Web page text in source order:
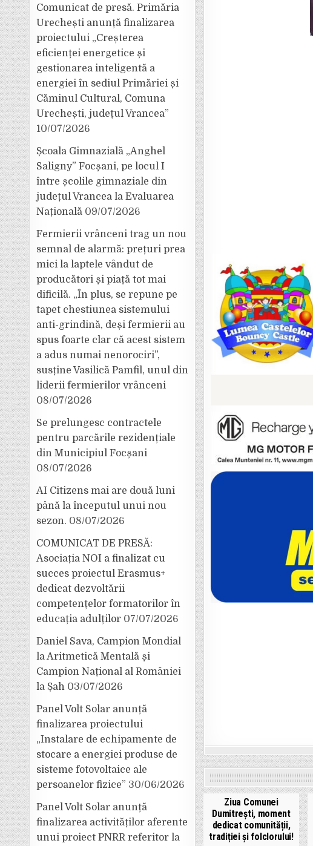
Ziua Comunei
Dumitrești, moment
dedicat comunității,
tradiției și folclorului!
Comunicat de presă. Primăria
Urechești anunță finalizarea
proiectului „Creșterea
eficienței energetice și
gestionarea inteligentă a
energiei în sediul Primăriei și
Căminul Cultural, Comuna
Urechești, județul Vrancea”
10/07/2026
Școala Gimnazială „Anghel
Saligny” Focșani, pe locul I
între școlile gimnaziale din
județul Vrancea la Evaluarea
Națională 09/07/2026
Fermierii vrânceni trag un nou
semnal de alarmă: prețuri prea
mici la laptele vândut de
producători și piață tot mai
dificilă. „În plus, se repune pe
tapet chestiunea sistemului
anti-grindină, deși fermierii au
spus foarte clar că acest sistem
a adus numai nenorociri”,
susține Vasilică Pamfil, unul din
liderii fermierilor vrânceni
08/07/2026
Se prelungesc contractele
pentru parcările rezidențiale
din Municipiul Focșani
08/07/2026
AI Citizens mai are două luni
până la începutul unui nou
sezon. 08/07/2026
COMUNICAT DE PRESĂ:
Asociația NOI a finalizat cu
succes proiectul Erasmus+
dedicat dezvoltării
competențelor formatorilor în
educația adulților 07/07/2026
Daniel Sava, Campion Mondial
la Aritmetică Mentală și
Campion Național al României
la Șah 03/07/2026
Panel Volt Solar anunță
finalizarea proiectului
„Instalare de echipamente de
stocare a energiei produse de
sisteme fotovoltaice ale
persoanelor fizice” 30/06/2026
Panel Volt Solar anunță
finalizarea activităților aferente
unui proiect PNRR referitor la